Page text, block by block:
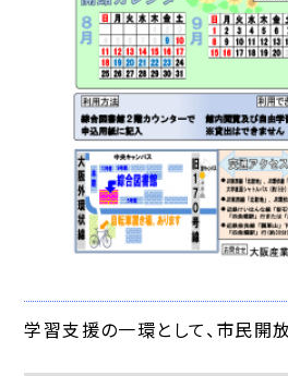
学習支援の一環として、市民開